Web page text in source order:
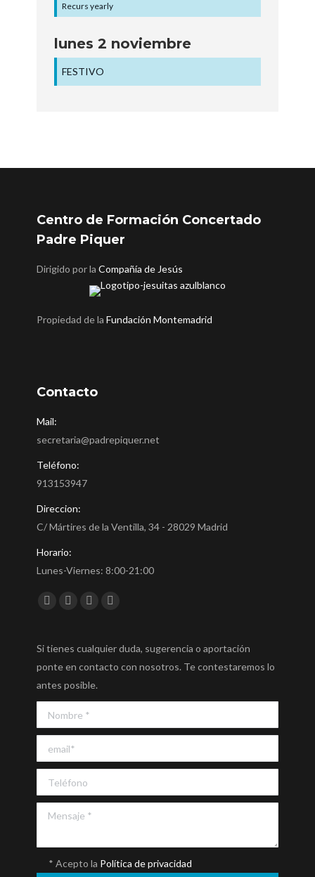
Recurs yearly
lunes 2 noviembre
FESTIVO
Centro de Formación Concertado
Padre Piquer
Dirigido por laCompañía de Jesús
Propiedad de laFundación Montemadrid
Contacto
Mail:
secretaria@padrepiquer.net
Teléfono:
913153947
Direccion:
C/ Mártires de la Ventilla, 34 - 28029 Madrid
Horario:
Lunes-Viernes: 8:00-21:00
Encuéntranos en:
Si tienes cualquier duda, sugerencia o aportación
ponte en contacto con nosotros. Te contestaremos lo
antes posible.
* Acepto la Política de privacidad